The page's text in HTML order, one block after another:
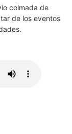
colmada de
de los eventos